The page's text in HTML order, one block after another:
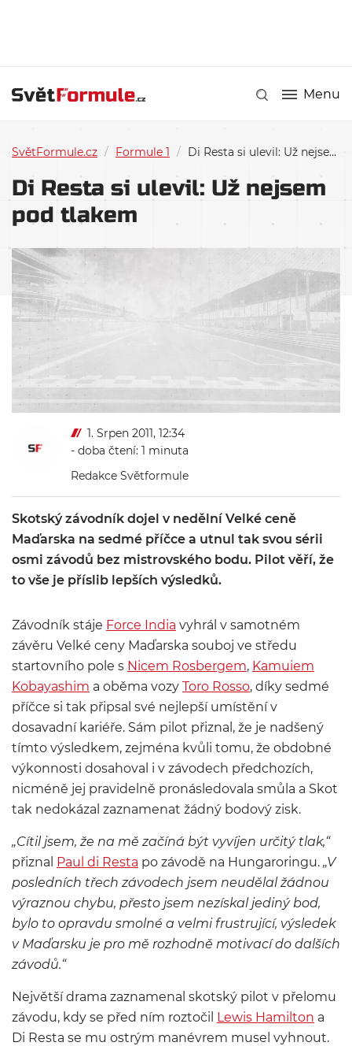
Menu
SvětFormule.cz / Formule 1 / Di Resta si ulevil: Už nejsem pod tlakem
Di Resta si ulevil: Už nejsem
pod tlakem
1. Srpen 2011, 12:34
- doba čtení: 1 minuta
Redakce Světformule
Skotský závodník dojel v nedělní Velké ceně
Maďarska na sedmé příčce a utnul tak svou sérii
osmi závodů bez mistrovského bodu. Pilot věří, že
to vše je příslib lepších výsledků.
Závodník stáje Force India vyhrál v samotném
závěru Velké ceny Maďarska souboj ve středu
startovního pole s Nicem Rosbergem, Kamuiem
Kobayashim a oběma vozy Toro Rosso, díky sedmé
příčce si tak připsal své nejlepší umístění v
dosavadní kariéře. Sám pilot přiznal, že je nadšený
tímto výsledkem, zejména kvůli tomu, že obdobné
výkonnosti dosahoval i v závodech předchozích,
nicméně jej pravidelně pronásledovala smůla a Skot
tak nedokázal zaznamenat žádný bodový zisk.
„Cítil jsem, že na mě začíná být vyvíjen určitý tlak,“
přiznal Paul di Resta po závodě na Hungaroringu. „V
posledních třech závodech jsem neudělal žádnou
výraznou chybu, přesto jsem nezískal jediný bod,
bylo to opravdu smolné a velmi frustrující, výsledek
v Maďarsku je pro mě rozhodně motivací do dalších
závodů.“
Největší drama zaznamenal skotský pilot v přelomu
závodu, kdy se před ním roztočil Lewis Hamilton a
Di Resta se mu ostrým manévrem musel vyhnout.